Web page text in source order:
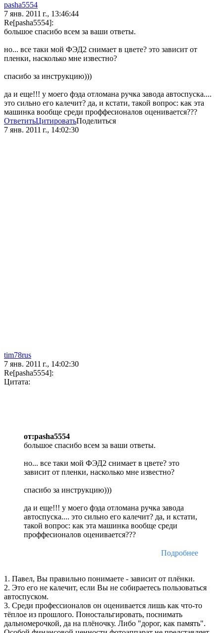
pasha5554
7 янв. 2011 г., 13:46:44
Re[pasha5554]:
большое спасибо всем за ваши ответы.
но... все таки мой ФЭД2 снимает в цвете? это зависит от
пленки, насколько мне известно?
спасибо за инструкцию)))
да и еще!!! у моего фэда отломана ручка завода автоспуска....
это сильно его калечит? да, и кстати, такой вопрос: как эта
машинка вообще среди проффесионалов оценивается???
ОтветитьЦитироватьПоделиться
7 янв. 2011 г., 14:02:30
tim78rus
7 янв. 2011 г., 14:02:30
Re[pasha5554]:
Цитата:
от:pasha5554
большое спасибо всем за ваши ответы.
но... все таки мой ФЭД2 снимает в цвете? это
зависит от пленки, насколько мне известно?
спасибо за инструкцию)))
да и еще!!! у моего фэда отломана ручка завода
автоспуска.... это сильно его калечит? да, и кстати,
такой вопрос: как эта машинка вообще среди
проффесионалов оценивается???
Подробнее
1. Павел, Вы правильно понимаете - зависит от плёнки.
2. Это его не калечит, если Вы не собираетесь пользоваться
автоспуском.
3. Среди профессионалов он оценивается лишь как что-то
тёплое из прошлого. Поностальгировать, поснимать
дальномерочкой, да на плёночку. Либо "дорог, как память".